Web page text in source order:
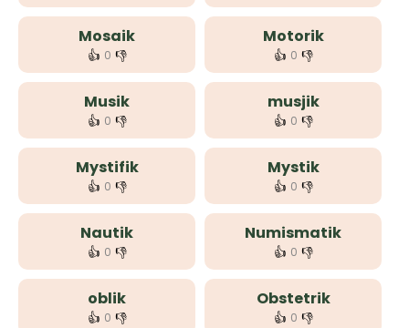
Mosaik
👍 0 👎
Motorik
👍 0 👎
Musik
👍 0 👎
musjik
👍 0 👎
Mystifik
👍 0 👎
Mystik
👍 0 👎
Nautik
👍 0 👎
Numismatik
👍 0 👎
oblik
👍 0 👎
Obstetrik
👍 0 👎